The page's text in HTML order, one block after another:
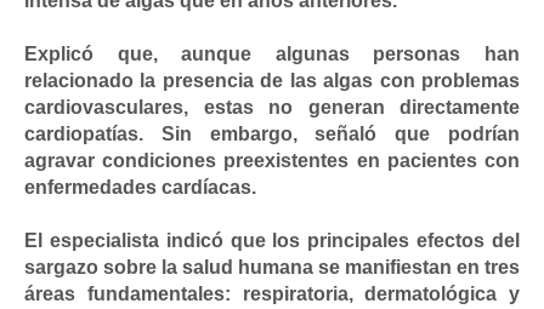
Explicó que, aunque algunas personas han
relacionado la presencia de las algas con problemas
cardiovasculares, estas no generan directamente
cardiopatías. Sin embargo, señaló que podrían
agravar condiciones preexistentes en pacientes con
enfermedades cardíacas.
El especialista indicó que los principales efectos del
sargazo sobre la salud humana se manifiestan en tres
áreas fundamentales: respiratoria, dermatológica y